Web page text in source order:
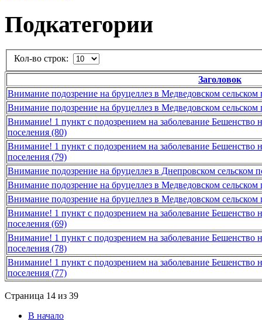
Подкатегории
Кол-во строк:
Заголовок
Внимание подозрение на бруцеллез в Медведовском сельском
Внимание подозрение на бруцеллез в Медведовском сельском
Внимание! 1 пункт с подозрением на заболевание Бешенство
поселения (80)
Внимание! 1 пункт с подозрением на заболевание Бешенство
поселения (79)
Внимание подозрение на бруцеллез в Днепровском сельском
Внимание подозрение на бруцеллез в Медведовском сельском
Внимание подозрение на бруцеллез в Медведовском сельском
Внимание! 1 пункт с подозрением на заболевание Бешенство
поселения (69)
Внимание! 1 пункт с подозрением на заболевание Бешенство
поселения (78)
Внимание! 1 пункт с подозрением на заболевание Бешенство
поселения (77)
Страница 14 из 39
В начало